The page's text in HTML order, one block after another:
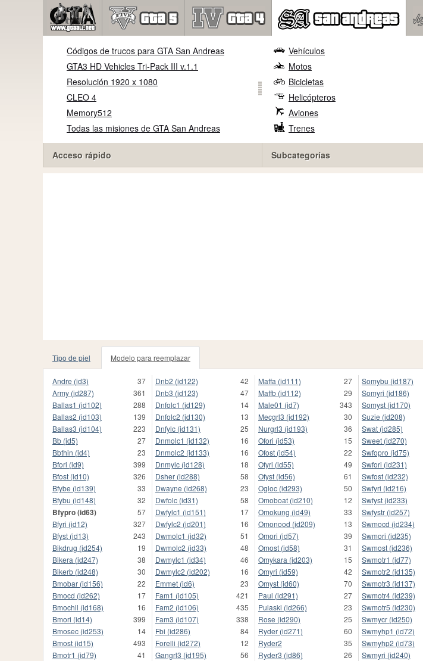
Códigos de trucos para GTA San Andreas
GTA3 HD Vehicles Tri-Pack III v.1.1
Resolución 1920 x 1080
CLEO 4
Memory512
Todas las misiones de GTA San Andreas
Acceso rápido
Vehículos
Motos
Bicicletas
Helicópteros
Aviones
Trenes
Subcategorías
Tipo de piel Modelo para reemplazar
Andre (id3)
37
Army (id287)
361
Ballas1 (id102)
288
Ballas2 (id103)
139
Ballas3 (id104)
223
Bb (id5)
27
Bbthin (id4)
23
Bfori (id9)
399
Bfost (id10)
326
Bfybe (id139)
33
Bfybu (id148)
32
Bfypro (id63)
57
Bfyri (id12)
327
Bfyst (id13)
243
Bikdrug (id254)
19
Bikera (id247)
38
Bikerb (id248)
30
Bmobar (id156)
22
Bmocd (id262)
17
Bmochil (id168)
16
Bmori (id14)
399
Bmosec (id253)
14
Bmost (id15)
493
Bmotr1 (id79)
41
Dnb2 (id122)
42
Dnb3 (id123)
47
Dnfolc1 (id129)
14
Dnfolc2 (id130)
13
Dnfylc (id131)
25
Dnmolc1 (id132)
16
Dnmolc2 (id133)
16
Dnmylc (id128)
18
Dsher (id288)
58
Dwayne (id268)
23
Dwfolc (id31)
58
Dwfylc1 (id151)
17
Dwfylc2 (id201)
16
Dwmolc1 (id32)
51
Dwmolc2 (id33)
48
Dwmylc1 (id34)
46
Dwmylc2 (id202)
16
Emmet (id6)
23
Fam1 (id105)
421
Fam2 (id106)
435
Fam3 (id107)
338
Fbi (id286)
84
Forelli (id272)
12
Gangrl3 (id195)
56
Maffa (id111)
27
Maffb (id112)
29
Male01 (id7)
343
Mecgrl3 (id192)
30
Nurgrl3 (id193)
36
Ofori (id53)
15
Ofost (id54)
22
Ofyri (id55)
49
Ofyst (id56)
61
Ogloc (id293)
50
Omoboat (id210)
12
Omokung (id49)
33
Omonood (id209)
13
Omori (id57)
39
Omost (id58)
31
Omykara (id203)
15
Omyri (id59)
42
Omyst (id60)
70
Paul (id291)
27
Pulaski (id266)
23
Rose (id290)
25
Ryder (id271)
60
Ryder2
35
Ryder3 (id86)
26
Somybu (id187)
Somyri (id186)
Somyst (id170)
Suzie (id208)
Swat (id285)
Sweet (id270)
Swfopro (id75)
Swfori (id231)
Swfost (id232)
Swfyri (id216)
Swfyst (id233)
Swfystr (id257)
Swmocd (id234)
Swmori (id235)
Swmost (id236)
Swmotr1 (id77)
Swmotr2 (id135)
Swmotr3 (id137)
Swmotr4 (id239)
Swmotr5 (id230)
Swmycr (id250)
Swmyhp1 (id72)
Swmyhp2 (id73)
Swmyri (id240)